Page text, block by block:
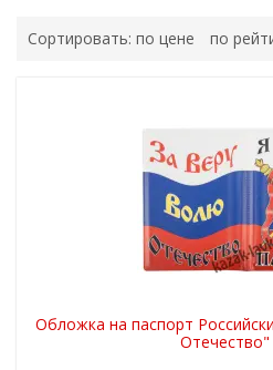
Сортировать: по цене по
Обложка на паспорт